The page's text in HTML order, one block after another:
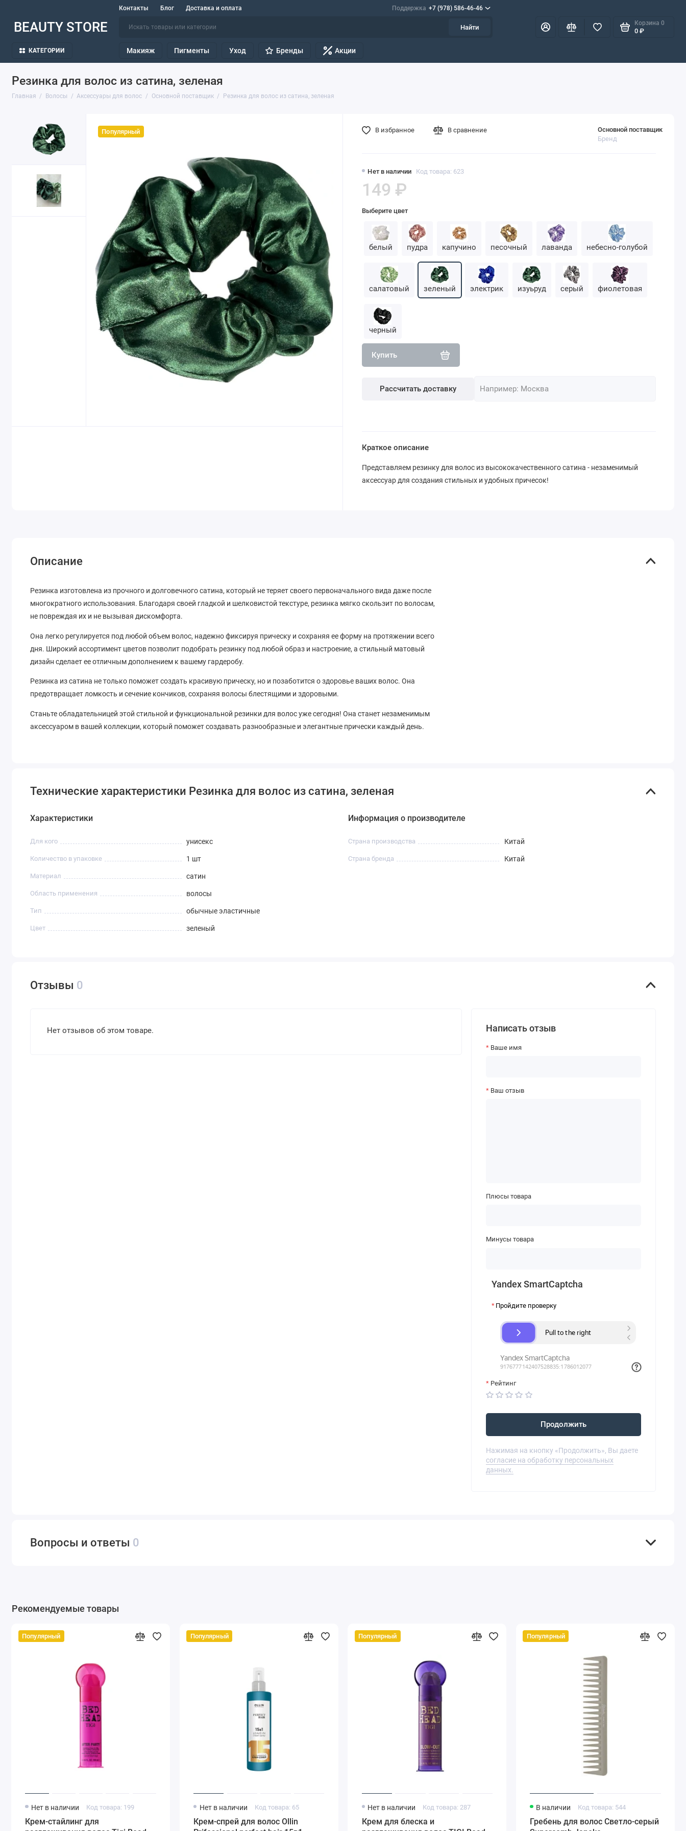
Контакты Блог Доставка и оплата Поддержка +7 (978) 586-46-46
BEAUTY STORE Найти
Корзина 0
0 ₽
КАТЕГОРИИ Макияж Пигменты Уход Бренды Акции
Резинка для волос из сатина, зеленая
Главная Волосы Аксессуары для волос Основной поставщик Резинка для волос из сатина, зеленая
Популярный
Нет в наличии Код товара: 623
Основной поставщик
Бренд
149 ₽
Выберите цвет
белый пудра капучино песочный лаванда небесно-голубой
салатовый зеленый электрик изуьруд серый фиолетовая
черный
Купить
Рассчитать доставку
В избранное В сравнение
Краткое описание
Представляем резинку для волос из высококачественного сатина - незаменимый
аксессуар для создания стильных и удобных причесок!
Описание
Резинка изготовлена из прочного и долговечного сатина, который не теряет своего первоначального вида даже после
многократного использования. Благодаря своей гладкой и шелковистой текстуре, резинка мягко скользит по волосам,
не повреждая их и не вызывая дискомфорта.
Она легко регулируется под любой объем волос, надежно фиксируя прическу и сохраняя ее форму на протяжении всего
дня. Широкий ассортимент цветов позволит подобрать резинку под любой образ и настроение, а стильный матовый
дизайн сделает ее отличным дополнением к вашему гардеробу.
Резинка из сатина не только поможет создать красивую прическу, но и позаботится о здоровье ваших волос. Она
предотвращает ломкость и сечение кончиков, сохраняя волосы блестящими и здоровыми.
Станьте обладательницей этой стильной и функциональной резинки для волос уже сегодня! Она станет незаменимым
аксессуаром в вашей коллекции, который поможет создавать разнообразные и элегантные прически каждый день.
Технические характеристики Резинка для волос из сатина, зеленая
Характеристики
Для кого унисекс
Количество в упаковке 1 шт
Материал сатин
Область применения волосы
Тип обычные эластичные
Цвет зеленый
Информация о производителе
Страна производства Китай
Страна бренда Китай
Отзывы 0
Нет отзывов об этом товаре. Написать отзыв
Ваше имя
Ваш отзыв
Плюсы товара
Минусы товара
Yandex SmartCaptcha
Пройдите проверку
Рейтинг
Продолжить
Нажимая на кнопку «Продолжить», Вы даете
согласие на обработку персональных
данных.
Вопросы и ответы 0
Рекомендуемые товары
Популярный
Нет в наличии Код товара: 199
Крем-стайлинг для
Популярный
Нет в наличии Код товара: 65
Крем-спрей для волос Ollin
Популярный
Нет в наличии Код товара: 287
Крем для блеска и
Популярный
В наличии Код товара: 544
Гребень для волос Светло-серый